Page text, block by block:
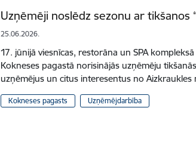
Uzņēmēji noslēdz sezonu ar tikšanos
25.06.2026.
17. jūnijā viesnīcas, restorāna un SPA kompleksā
Kokneses pagastā norisinājās uzņēmēju
uzņēmējus un citus interesentus no
Kokneses pagasts Uzņēmējdarbība